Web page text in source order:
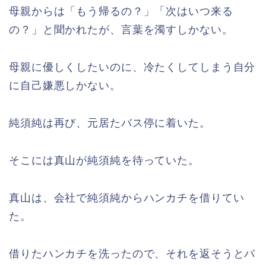
母親からは「もう帰るの？」「次はいつ来る
の？」と聞かれたが、言葉を濁すしかない。
母親に優しくしたいのに、冷たくしてしまう自分
に自己嫌悪しかない。
純須純は再び、元居たバス停に着いた。
そこには真山が純須純を待っていた。
真山は、会社で純須純からハンカチを借りてい
た。
借りたハンカチを洗ったので、それを返そうとバ